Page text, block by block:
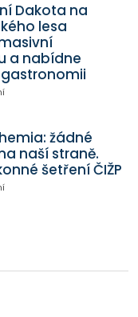
Dakota na
lesa
a nabídne
gastronomii
žádné
naší straně.
šetření ČIŽP